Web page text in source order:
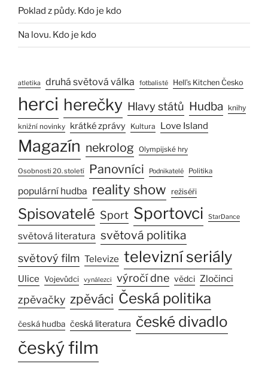
Poklad z půdy. Kdo je kdo
Na lovu. Kdo je kdo
atletika druhá světová válka fotbalisté Hell’s Kitchen Česko
herci herečky Hlavy států Hudba knihy
knižní novinky krátké zprávy Kultura Love Island
Magazín nekrolog Olympijské hry
Osobnosti 20. století Panovníci Podnikatelé Politika
populární hudba reality show režiséři
Spisovatelé Sport Sportovci StarDance
světová literatura světová politika
světový film Televize televizní seriály
Ulice Vojevůdci vynálezci výročí dne vědci Zločinci
zpěvačky zpěváci Česká politika
česká hudba česká literatura české divadlo
český film